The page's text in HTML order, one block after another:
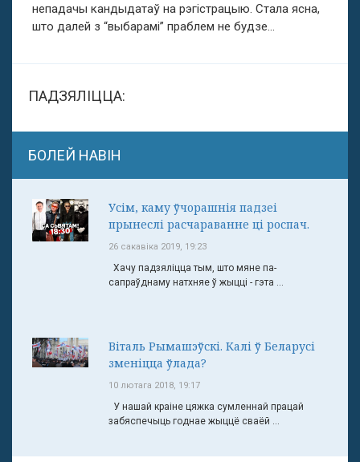
непадачы кандыдатаў на рэгістрацыю. Стала ясна,
што далей з “выбарамі” праблем не будзе…
ПАДЗЯЛІЦЦА:
БОЛЕЙ НАВІН
Усім, каму ўчорашнія падзеі
прынеслі расчараванне ці роспач.
26 сакавіка 2019, 19:23
Хачу падзяліцца тым, што мяне па-
сапраўднаму натхняе ў жыцці - гэта ...
Віталь Рымашэўскі. Калі ў Беларусі
зменіцца ўлада?
10 лютага 2018, 19:17
У нашай краіне цяжка сумленнай працай
забяспечыць годнае жыццё сваёй ...